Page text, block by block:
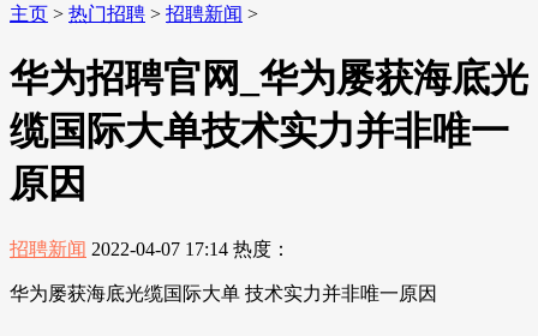
主页 > 热门招聘 > 招聘新闻 >
华为招聘官网_华为屡获海底光
缆国际大单技术实力并非唯一
原因
招聘新闻 2022-04-07 17:14 热度：
华为屡获海底光缆国际大单 技术实力并非唯一原因